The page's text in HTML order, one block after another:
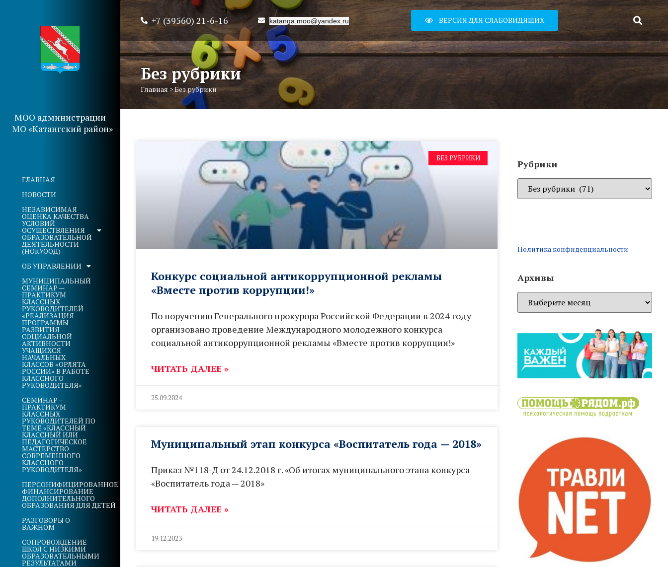
МОО администрации
МО «Катангский район»
ГЛАВНАЯ
НОВОСТИ
НЕЗАВИСИМАЯ
ОЦЕНКА КАЧЕСТВА
УСЛОВИЙ
ОСУЩЕСТВЛЕНИЯ
ОБРАЗОВАТЕЛЬНОЙ
ДЕЯТЕЛЬНОСТИ
(НОКУООД)
ОБ УПРАВЛЕНИИ
МУНИЦИПАЛЬНЫЙ
СЕМИНАР —
ПРАКТИКУМ
КЛАССНЫХ
РУКОВОДИТЕЛЕЙ
«РЕАЛИЗАЦИЯ
ПРОГРАММЫ
РАЗВИТИЯ
СОЦИАЛЬНОЙ
АКТИВНОСТИ
УЧАЩИХСЯ
НАЧАЛЬНЫХ
КЛАССОВ «ОРЛЯТА
РОССИИ» В РАБОТЕ
КЛАССНОГО
РУКОВОДИТЕЛЯ»
СЕМИНАР –
ПРАКТИКУМ
КЛАССНЫХ
РУКОВОДИТЕЛЕЙ ПО
ТЕМЕ «КЛАССНЫЙ
КЛАССНЫЙ ИЛИ
ПЕДАГОГИЧЕСКОЕ
МАСТЕРСТВО
СОВРЕМЕННОГО
КЛАССНОГО
РУКОВОДИТЕЛЯ»
ПЕРСОНИФИЦИРОВАННОЕ
ФИНАНСИРОВАНИЕ
ДОПОЛНИТЕЛЬНОГО
ОБРАЗОВАНИЯ ДЛЯ ДЕТЕЙ
РАЗГОВОРЫ О
ВАЖНОМ
СОПРОВОЖДЕНИЕ
ШКОЛ С НИЗКИМИ
ОБРАЗОВАТЕЛЬНЫМИ
РЕЗУЛЬТАТАМИ
+7 (39560) 21-6-16 katanga.moo@yandex.ru ВЕРСИЯ ДЛЯ СЛАБОВИДЯЩИХ
Без рубрики
Главная >Без рубрики
БЕЗ РУБРИКИ
Конкурс социальной антикоррупционной рекламы
«Вместе против коррупции!»
По поручению Генерального прокурора Российской Федерации в 2024 году
организовано проведение Международного молодежного конкурса
социальной антикоррупционной рекламы «Вместе против коррупции!»
ЧИТАТЬ ДАЛЕЕ »
25.09.2024
Муниципальный этап конкурса «Воспитатель года — 2018»
Приказ №118-Д от 24.12.2018 г. «Об итогах муниципального этапа конкурса
«Воспитатель года — 2018»
ЧИТАТЬ ДАЛЕЕ »
19.12.2023
Рубрики
Политика конфиденциальности
Архивы